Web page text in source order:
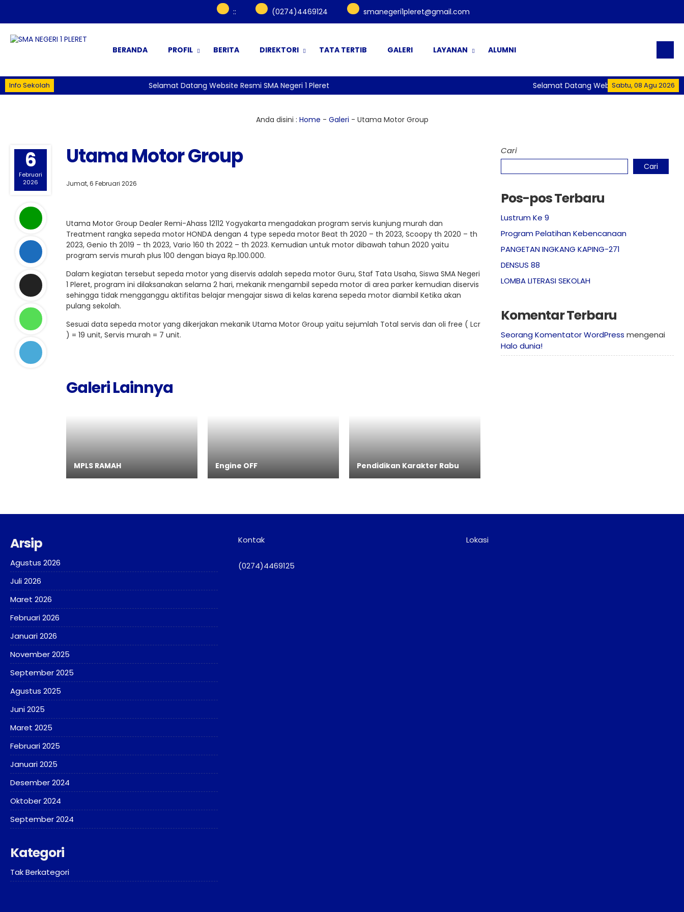
:: (0274)4469124 smanegeri1pleret@gmail.com
BERANDA PROFIL BERITA DIREKTORI TATA TERTIB GALERI LAYANAN ALUMNI
Info Sekolah Sabtu, 08 Agu 2026
Selamat Datang Website Resmi SMA Negeri
Selamat Datang Website Resmi SMA Negeri 1 Pleret
Anda disini : Home - Galeri - Utama Motor Group
6
Februari
2026
Utama Motor Group
Jumat, 6 Februari 2026
Utama Motor Group Dealer Remi-Ahass 12112 Yogyakarta mengadakan program servis kunjung murah dan
Treatment rangka sepeda motor HONDA dengan 4 type sepeda motor Beat th 2020 – th 2023, Scoopy th 2020 – th
2023, Genio th 2019 – th 2023, Vario 160 th 2022 – th 2023. Kemudian untuk motor dibawah tahun 2020 yaitu
program servis murah plus 100 dengan biaya Rp.100.000.
Dalam kegiatan tersebut sepeda motor yang diservis adalah sepeda motor Guru, Staf Tata Usaha, Siswa SMA Negeri
1 Pleret, program ini dilaksanakan selama 2 hari, mekanik mengambil sepeda motor di area parker kemudian diservis
sehingga tidak mengganggu aktifitas belajar mengajar siswa di kelas karena sepeda motor diambil Ketika akan
pulang sekolah.
Sesuai data sepeda motor yang dikerjakan mekanik Utama Motor Group yaitu sejumlah Total servis dan oli free ( Lcr
) = 19 unit, Servis murah = 7 unit.
Galeri Lainnya
MPLS RAMAH Engine OFF Pendidikan Karakter Rabu
Cari
Cari
Pos-pos Terbaru
Lustrum Ke 9
Program Pelatihan Kebencanaan
PANGETAN INGKANG KAPING-271
DENSUS 88
LOMBA LITERASI SEKOLAH
Komentar Terbaru
Seorang Komentator WordPress mengenai
Halo dunia!
Arsip
Agustus 2026
Juli 2026
Maret 2026
Februari 2026
Januari 2026
November 2025
September 2025
Agustus 2025
Juni 2025
Maret 2025
Februari 2025
Januari 2025
Desember 2024
Oktober 2024
September 2024
Kategori
Tak Berkategori
Kontak
(0274)4469125
Lokasi